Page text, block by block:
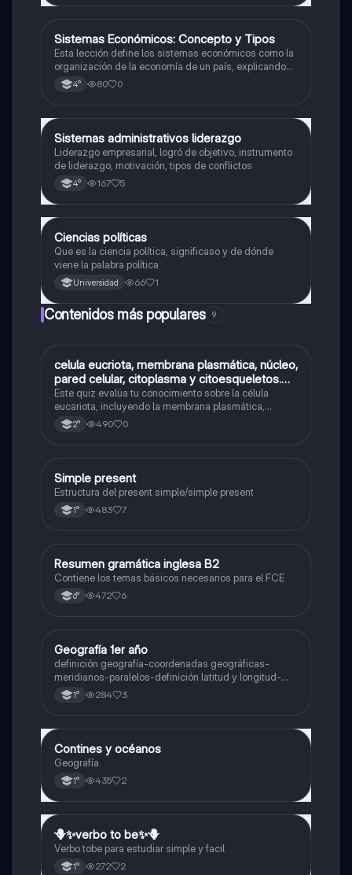
Ciencia Política
Sistemas Económicos: Concepto y Tipos
Esta lección define los sistemas económicos como la
organización de la economía de un país, explicando
su propósito de regular las actividades económicas y
abordando las preguntas fundamentales sobre
4° 80 0
Ciencia Política
Sistemas administrativos liderazgo
Liderazgo empresarial, logró de objetivo, instrumento
de liderazgo, motivación, tipos de conflictos
4° 167 5
Ciencia Política
Ciencias políticas
Que es la ciencia política, significaso y de dónde
viene la palabra política
Universidad 66 1
Contenidos más populares 9
CBiología
celula eucriota, membrana plasmática, núcleo,
pared celular, citoplasma y citoesqueletos.
nombre se las partes de la celula eucariota
Este quiz evalúa tu conocimiento sobre la célula
eucariota, incluyendo la membrana plasmática,
núcleo, pared celular, citoplasma y citoesqueleto.
2° 490 0
Inglés
Simple present
Estructura del present simple/simple present
1° 483 7
Inglés
Resumen gramática inglesa B2
Contiene los temas básicos necesarios para el FCE
6° 472 6
Geografía
Geografía 1er año
definición geografía-coordenadas geográficas-
meridianos-paralelos-definición latitud y longitud-
elementos del mapa-definición mapa-localización
relativa y absoluta
1° 284 3
Geografía
Contines y océanos
Geografía
1° 435 2
Inglés
🪻✨️verbo to be✨️🪻
Verbo tobe para estudiar simple y facil
1° 272 2